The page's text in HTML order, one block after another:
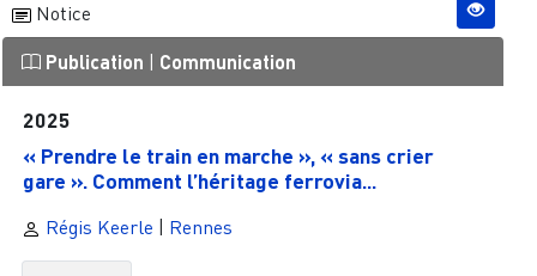
Notice
Publication Communication
2025
« Prendre le train en marche », « sans crier
gare ». Comment l’héritage ferrovia...
Régis Keerle Rennes